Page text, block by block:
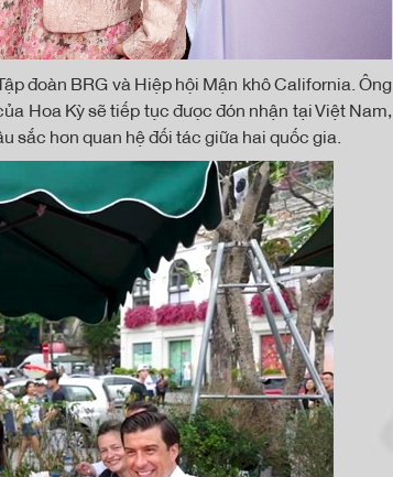
đoàn BRG và Hiệp hội Mận khô California. Ông
Hoa Kỳ sẽ tiếp tục được đón nhận tại Việt Nam,
sắc hơn quan hệ đối tác giữa hai quốc gia.